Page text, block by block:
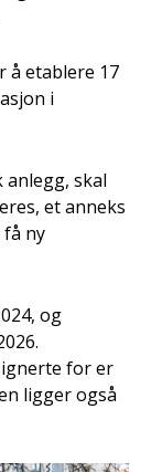
å etablere 17
i
skal
et anneks
ny
og
for er
ligger også